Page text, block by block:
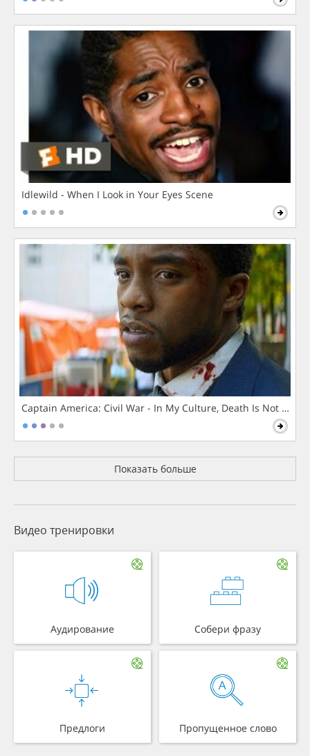
Idlewild - When I Look in Your Eyes Scene
Captain America: Civil War - In My Culture, Death Is Not The
Показать больше
Видео тренировки
Аудирование Собери фразу
Предлоги Пропущенное слово